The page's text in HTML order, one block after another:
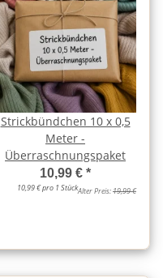
Strickbündchen 10 x 0,5
Meter -
Überraschnungspaket
10,99 € *
10,99 € pro 1 StückAlter Preis:19,99 €